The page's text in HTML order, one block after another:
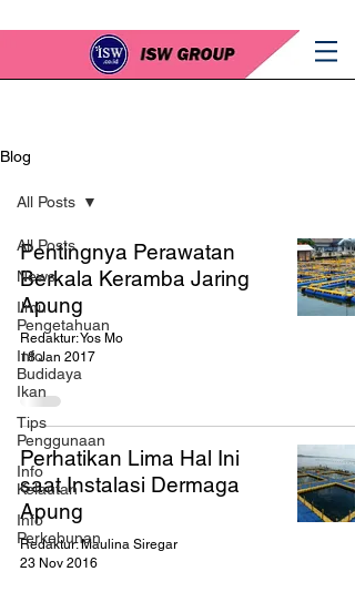
Blog
All Posts
News
Ilmu
Pengetahuan
Info
Budidaya
Ikan
Tips
Penggunaan
Info
Kelautan
Info
Perkebunan
All Posts
Pentingnya Perawatan
Berkala Keramba Jaring
Apung
Redaktur: Yos Mo
18 Jan 2017
Perhatikan Lima Hal Ini
saat Instalasi Dermaga
Apung
Redaktur: Maulina Siregar
23 Nov 2016